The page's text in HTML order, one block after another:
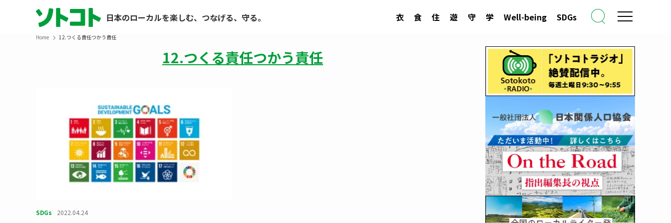
日本のローカルを楽しむ、つなげる、守る。 衣 食 住 遊 守 学 Well-being SDGs
Home 12.つくる責任つかう責任
12.つくる責任つかう責任
SDGs 2022.04.24